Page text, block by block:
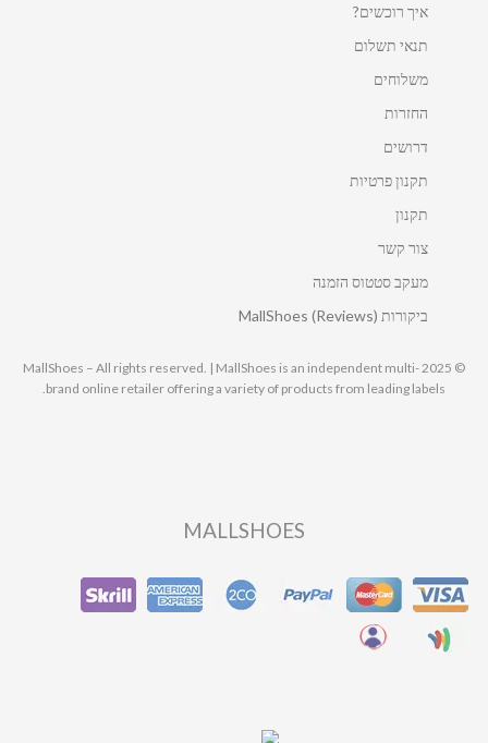
איך רוכשים?
תנאי תשלום
משלוחים
החזרות
דרושים
תקנון פרטיות
תקנון
צור קשר
מעקב סטטוס הזמנה
ביקורות MallShoes (Reviews)
© 2025 MallShoes – All rights reserved. | MallShoes is an independent multi-
brand online retailer offering a variety of products from leading labels.
MALLSHOES